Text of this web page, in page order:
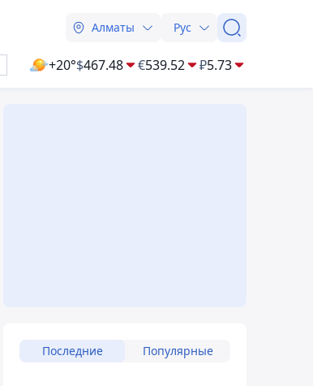
Алматы Рус
+20°$467.48 €539.52 ₽5.73
Последние Популярные